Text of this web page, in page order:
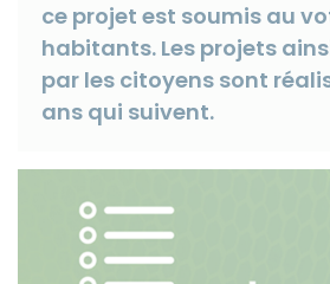
Instagram
ce projet est soumis au
habitants. Les projets
par les citoyens sont
ans qui suivent.